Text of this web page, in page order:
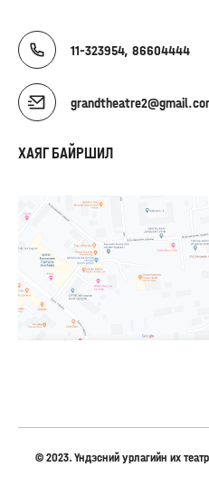
11-323954, 86604444
ХАЯГ БАЙРШИЛ
© 2023. Үндэсний урлагийн их